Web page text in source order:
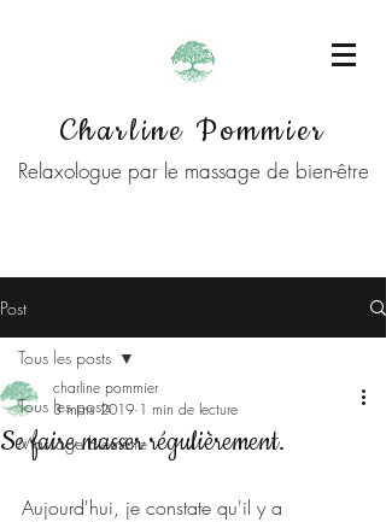
Charline Pommier
Relaxologue par le massage de bien-être
Post
Tous les posts
Massage bien-être
Tous les posts
Se faire masser régulièrement.
charline pommier
3 mars 2019 1 min de lecture
Aujourd'hui, je constate qu'il y a